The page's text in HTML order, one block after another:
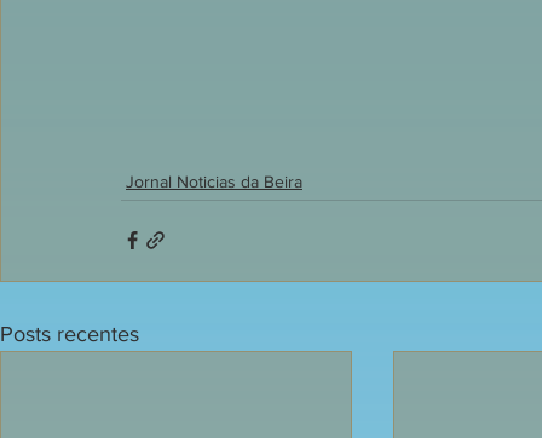
Jornal Noticias da Beira
Posts recentes